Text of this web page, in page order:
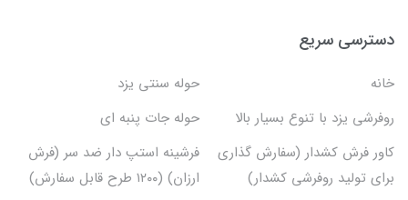
دسترسی سریع
خانه
حوله سنتی یزد
روفرشی یزد با تنوع بسیار بالا
حوله جات پنبه ای
کاور فرش کشدار (سفارش گذاری
برای تولید روفرشی کشدار)
فرشینه استپ دار ضد سر (فرش
ارزان) (۱۲۰۰ طرح قابل سفارش)